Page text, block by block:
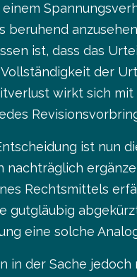
beruhend
ist, dass das
der
wirkt sich
ist nun
nachträglich
Rechtsmittels
gutgläubig
eine solche
in der Sache